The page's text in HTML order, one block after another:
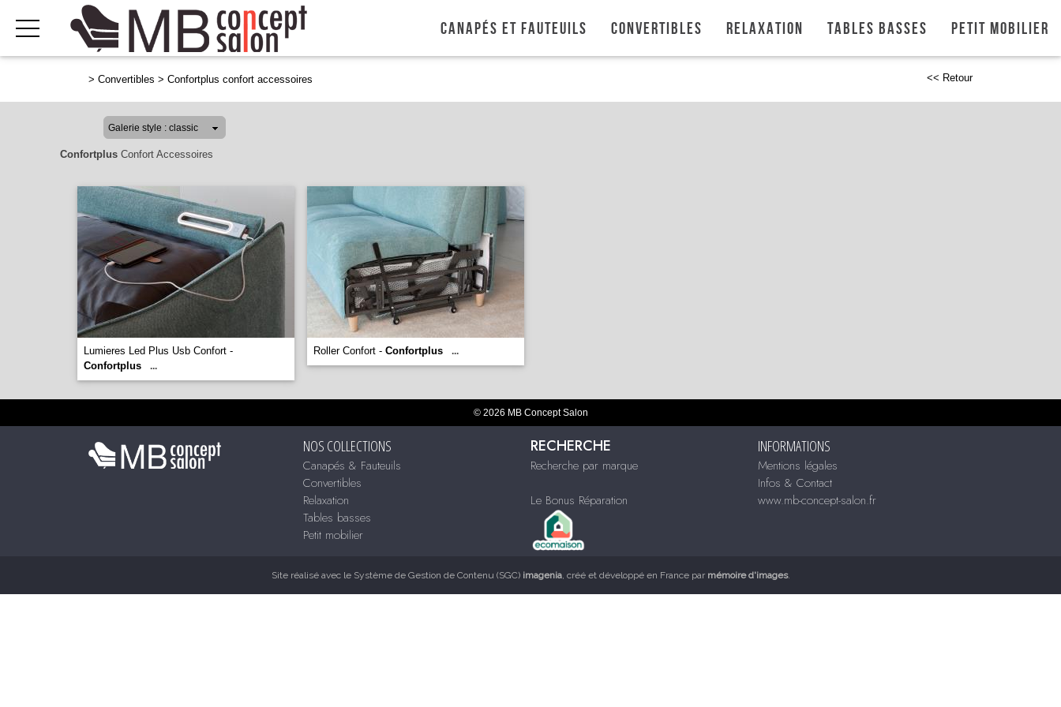
Canapés et fauteuils Convertibles Relaxation Tables basses Petit mobilier
> Convertibles > Confortplus confort accessoires << Retour
Confortplus Confort Accessoires
Lumieres Led Plus Usb Confort -
Confortplus
...
Roller Confort - Confortplus ...
© 2026 MB Concept Salon
NOS COLLECTIONS
Canapés & Fauteuils
Convertibles
Relaxation
Tables basses
Petit mobilier
RECHERCHE
Recherche par marque
Le Bonus Réparation
INFORMATIONS
Mentions légales
Infos & Contact
www.mb-concept-salon.fr
Site réalisé avec le Système de Gestion de Contenu (SGC) imagenia, créé et développé en France par mémoire d'images.